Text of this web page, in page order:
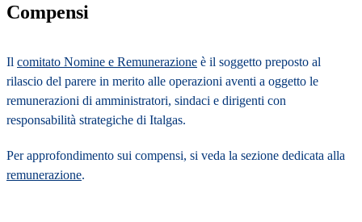
Compensi
Il comitato Nomine e Remunerazione è il soggetto preposto al
rilascio del parere in merito alle operazioni aventi a oggetto le
remunerazioni di amministratori, sindaci e dirigenti con
responsabilità strategiche di Italgas.
Per approfondimento sui compensi, si veda la sezione dedicata alla
remunerazione.